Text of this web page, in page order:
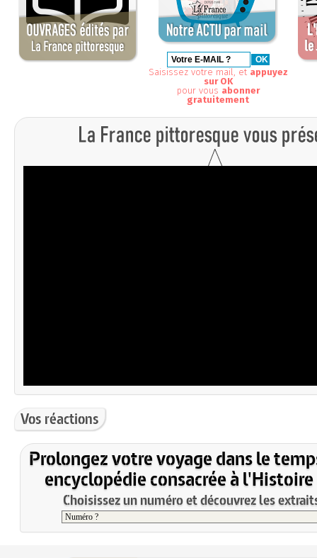
Saisissez votre mail, et appuyez
sur OK
pour vous abonner
gratuitement
Vos réactions
Prolongez votre voyage dans le
encyclopédie consacrée à l'Histoire
Choisissez un numéro et découvrez les